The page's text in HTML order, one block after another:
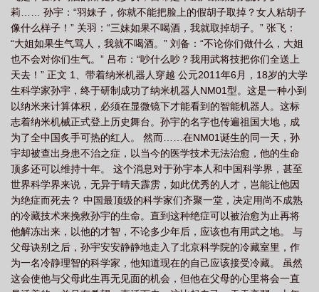
莉…… 孙宇：“羽妹子，你就不能把脸上的假胡子取掉？女人粘胡子
像什么样子！” 关羽：“三妹如果不喝酒，我就取掉胡子。” 张飞：
“大姐如果生气骂人，我就不喝酒。” 刘备：“不论你们做什么，大姐
也不会对你们生气。” 吕布：“吵什么吵？我用武将技把你们全送上
天去！” 正文 1、带着纳米机器人穿越 公元2011年6月，18岁的大学
生科学家孙宇，终于研制成功了纳米机器人NM01型。这是一种小到
以纳米来计算体积，必须在显微镜下才能看到的智能机器人。这标
志着纳米机械正式登上历史舞台。孙宇的名字也传遍祖国大地，成
为了全中国炙手可热的红人。 然而……在NM01诞生的同一天，孙
宇却被查出身患不治之症，以当今的医学技术无法治愈，他的生命
顶多还可以维持十年。 这个消息对于孙宇本人和中国科学界，甚至
世界科学界来说，无异于晴天霹雳，如此优秀的人才，岂能让他因
为绝症而死去？ 中国最顶级的科学家们齐聚一堂，决定用尚不成熟
的冷藏技术来挽救孙宇的生命。直到这种绝症可以被治愈为止再将
他解冻出来，以他的才智，不论多少年后，应该也有用武之地。 与
父母诀别之后，孙宇安安静静地走入了北京科学院的冷藏室里，作
为一名冷静理智的科学家，他知道现在的自己应该接受冷藏。 虽然
这会使他与父母此生再无见面的机会，但他在父母的心里将会一直